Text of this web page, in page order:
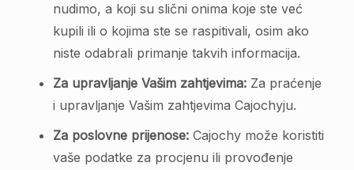
nudimo, a koji su slični onima koje ste već
kupili ili o kojima ste se raspitivali, osim ako
niste odabrali primanje takvih informacija.
Za upravljanje Vašim zahtjevima:Za praćenje
i upravljanje Vašim zahtjevima Cajochyju.
Za poslovne prijenose:Cajochy može koristiti
vaše podatke za procjenu ili provođenje